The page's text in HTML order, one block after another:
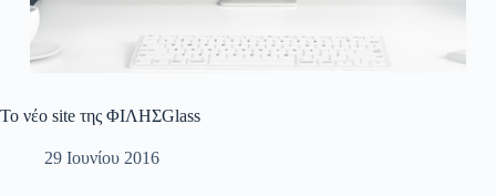
Το νέο site της ΦΙΛΗΣGlass
29 Ιουνίου 2016